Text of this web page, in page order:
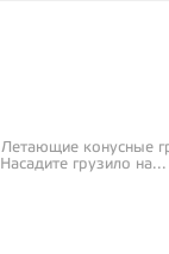
конусные
грузило на...